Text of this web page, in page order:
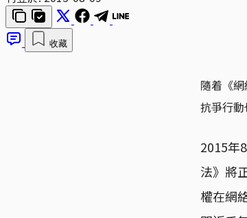
收藏
隨着《
抗爭行
2015年
法》將
權在網